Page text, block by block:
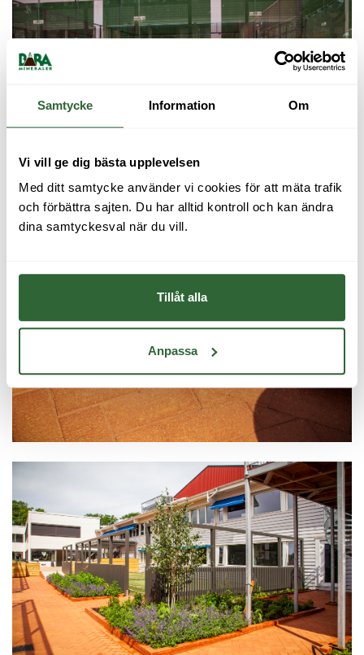
Samtycke Information Om
Vi vill ge dig bästa upplevelsen
Med ditt samtycke använder vi cookies för att mäta trafik
och förbättra sajten. Du har alltid kontroll och kan ändra
dina samtyckesval när du vill.
Tillåt alla
Anpassa